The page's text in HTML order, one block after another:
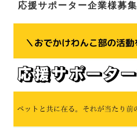
応援サポーター企業様募集